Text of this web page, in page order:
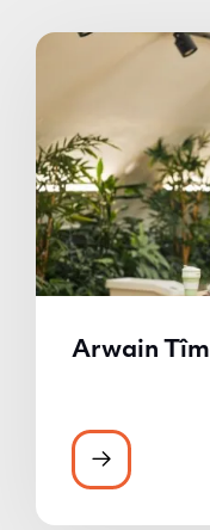
Arwain Tîm
Arwain Tîm